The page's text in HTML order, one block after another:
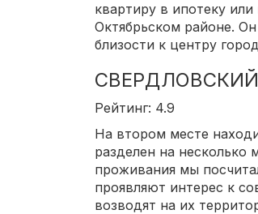
квартиру в ипотеку
Октябрьском районе.
близости к центру
СВЕРДЛОВСКИЙ
Рейтинг: 4.9
На втором месте
разделен на
проживания мы
проявляют интерес к
возводят на их